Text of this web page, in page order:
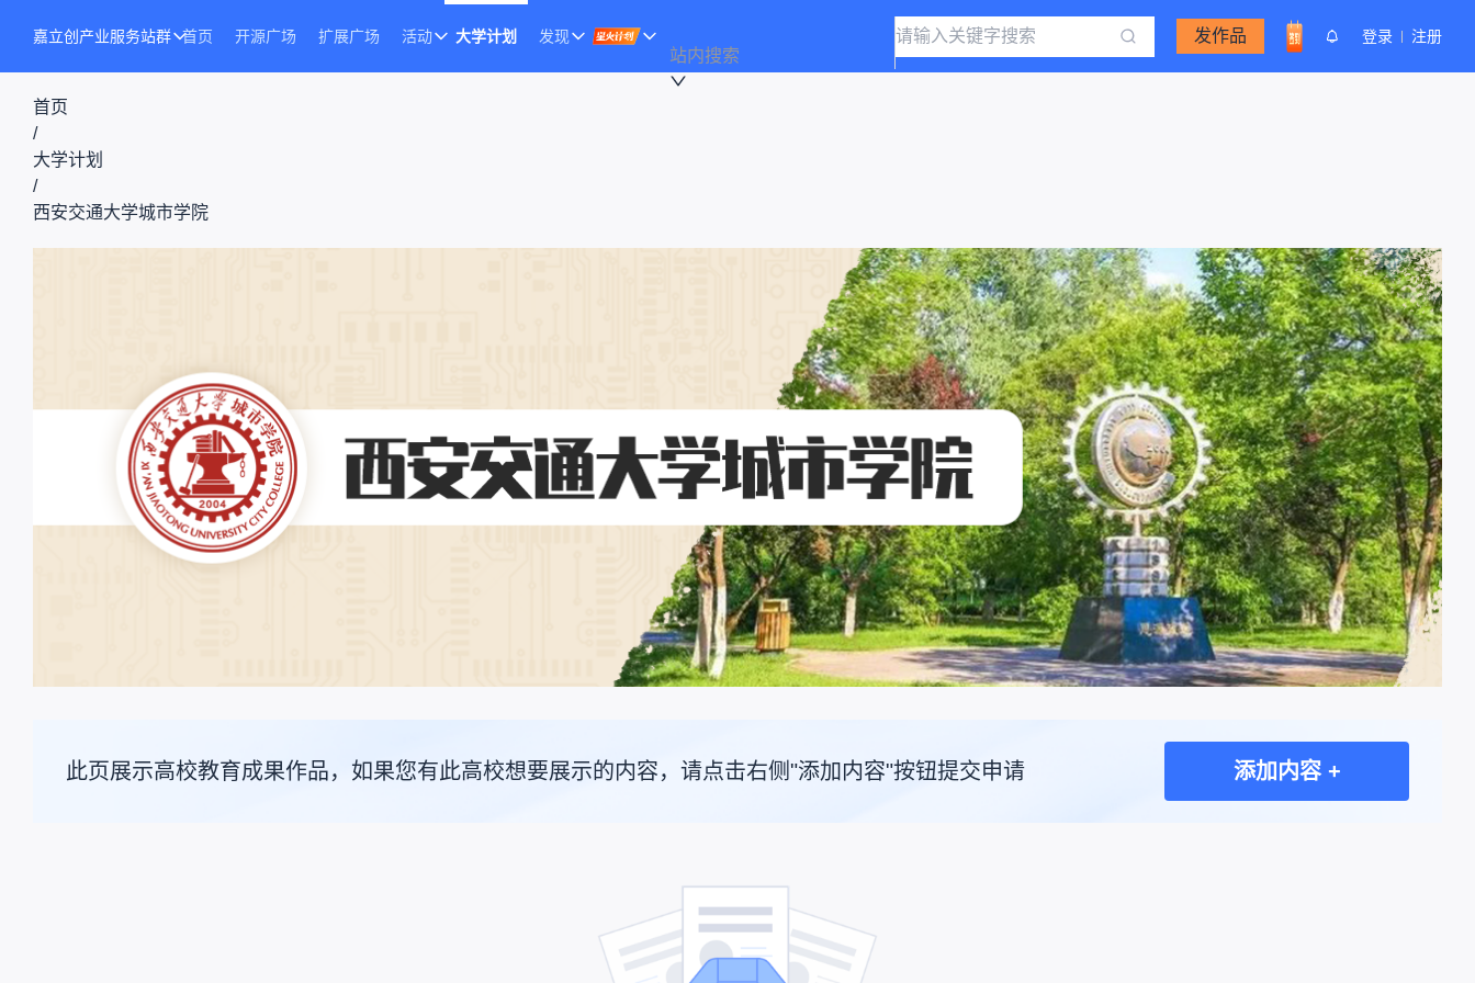
嘉立创产业服务站群 首页 开源广场 扩展广场 活动 大学计划 发现
站内搜索
发作品 登录 注册
首页
/
大学计划
/
西安交通大学城市学院
此页展示高校教育成果作品，如果您有此高校想要展示的内容，请点击右侧"添加内容"按钮提交申请 添加内容 +